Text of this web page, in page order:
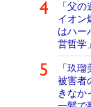
「父
イオン
はハー
営哲学
「玖
被害者
きな